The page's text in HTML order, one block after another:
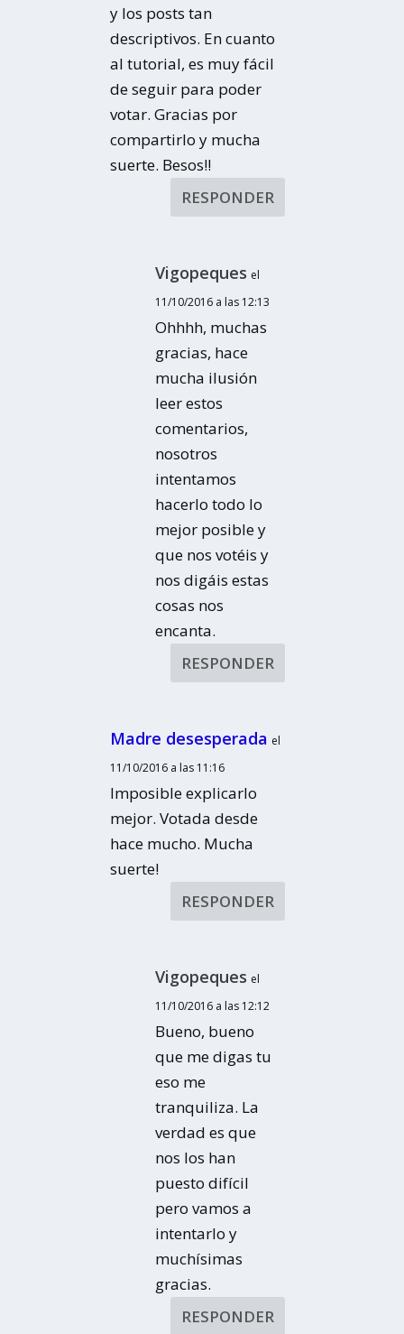
y los posts tan
descriptivos. En cuanto
al tutorial, es muy fácil
de seguir para poder
votar. Gracias por
compartirlo y mucha
suerte. Besos!!
RESPONDER
Vigopeques el
11/10/2016 a las 12:13
Ohhhh, muchas
gracias, hace
mucha ilusión
leer estos
comentarios,
nosotros
intentamos
hacerlo todo lo
mejor posible y
que nos votéis y
nos digáis estas
cosas nos
encanta.
RESPONDER
Madre desesperada el
11/10/2016 a las 11:16
Imposible explicarlo
mejor. Votada desde
hace mucho. Mucha
suerte!
RESPONDER
Vigopeques el
11/10/2016 a las 12:12
Bueno, bueno
que me digas tu
eso me
tranquiliza. La
verdad es que
nos los han
puesto difícil
pero vamos a
intentarlo y
muchísimas
gracias.
RESPONDER